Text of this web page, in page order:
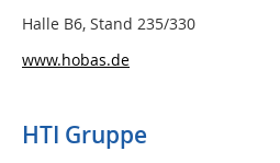
Halle B6, Stand 235/330
www.hobas.de
HTI Gruppe